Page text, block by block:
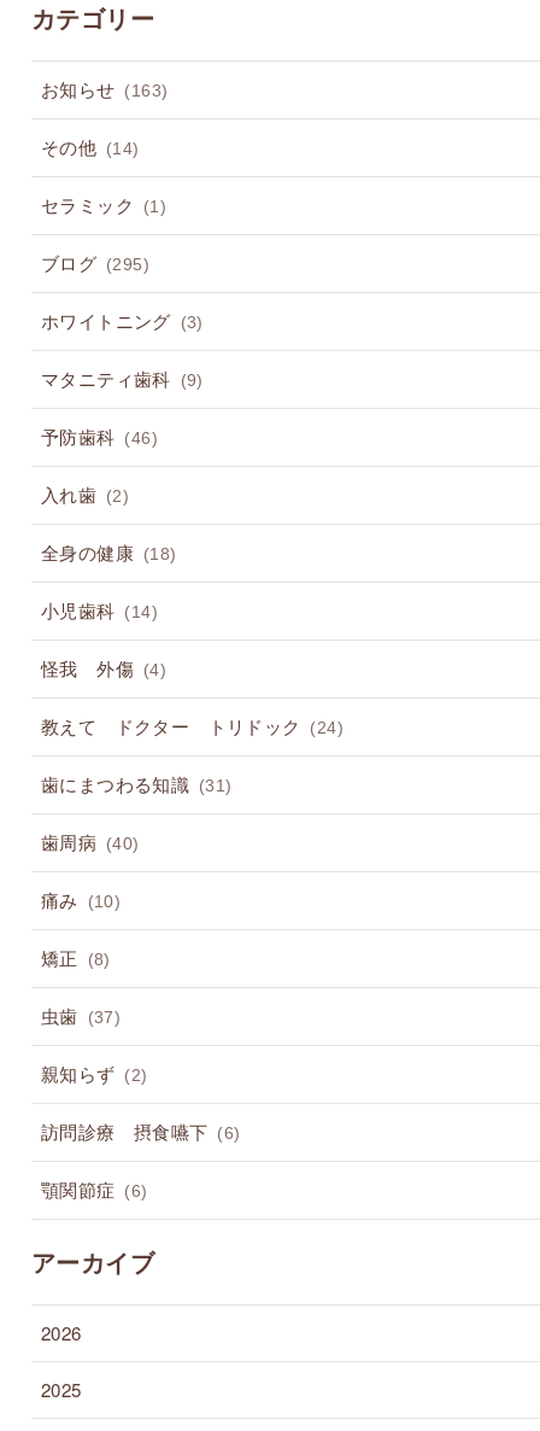
カテゴリー
お知らせ (163)
その他 (14)
セラミック (1)
ブログ (295)
ホワイトニング (3)
マタニティ歯科 (9)
予防歯科 (46)
入れ歯 (2)
全身の健康 (18)
小児歯科 (14)
怪我 外傷 (4)
教えて ドクター トリドック (24)
歯にまつわる知識 (31)
歯周病 (40)
痛み (10)
矯正 (8)
虫歯 (37)
親知らず (2)
訪問診療 摂食嚥下 (6)
顎関節症 (6)
アーカイブ
2026
2025